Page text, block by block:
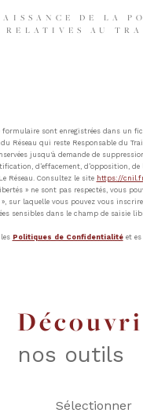
DE LA
AU
sont enregistrées dans un
Réseau qui reste Responsable du
jusqu'à demande de
d’effacement, d’opposition,
Réseau. Consultez le site https://
» ne sont pas respectés, vous
sur laquelle vous pouvez vous
sensibles dans le champ de saisie
Politiques de Confidentialitéet es
nos outils
Sélectionner